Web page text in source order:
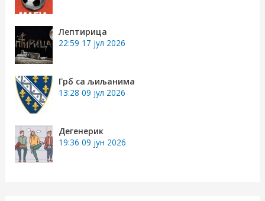
:
Лептирица
22:59 17 јул 2026
Грб са љиљанима
13:28 09 јул 2026
Дегенерик
19:36 09 јун 2026